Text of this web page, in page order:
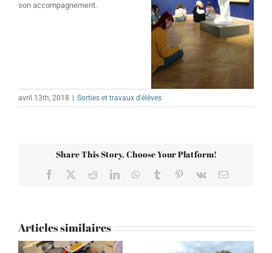
son accompagnement.
avril 13th, 2018 Sorties et travaux d'élèves
Share This Story, Choose Your Platform!
Facebook RedditLinkedInWhatsApp
Tumblr Pinterest
Vk Email
Articles similaires